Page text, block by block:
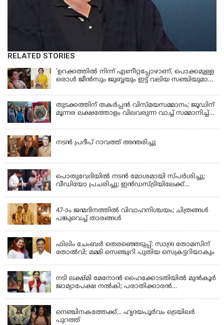
RELATED STORIES
'ഉറക്കത്തിൽ നിന്ന് എണീറ്റപ്പോഴാണ്, പൊക്കമുള്ള
ഒരാൾ ജീൻസും ജുബ്ബയും ഇട്ട് വലിയ സഞ്ചിയുമായി
മരിച്ചുപോയെന്ന് പറഞ്ഞു; ആത്മാക്കളെ കണ്ടിട്ടു
ഉണ്ടെന്ന് നടി ലെന
തുടക്കത്തിന് തകർപ്പൻ വിസ്മയസമ്മാനം; ജൂഡിന്
മൂന്നര ലക്ഷത്തോളം വിലവരുന്ന വാച്ച് സമ്മാനിച്ച്
നടൻ പ്രദീപ് റാവത്ത് അന്തരിച്ചു
പൊതുവേദിയില്‍ നടന്‍ മോശമായി സ്പര്‍ശിച്ചു;
വീഡിയോ പ്രചരിച്ചു; ഇന്‍ഡസ്ട്രിയിലേക്ക്
47-ാം ജന്മദിനത്തിൽ വിവാഹനിശ്ചയം; ചിത്രങ്ങള്‍
പങ്കുവെച്ച് താരങ്ങൾ
ഫിലിം ചേംബർ തെരഞ്ഞെടുപ്പ്: സാന്ദ്ര തോമസിന്
തോൽവി; മമ്മി സെഞ്ച്വറി പുതിയ സെക്രട്ടറിയാകും
നടി ലക്ഷ്മി മേനോൻ ഹൈക്കോടതിയിൽ മുൻ‌കൂർ
ജാമ്യാപേക്ഷ നൽകി; പരാതിക്കാരൻ
നെഞ്ചിനകത്തേക്ക്... ഹൃദയപൂര്‍വം ട്രെയിലര്‍
പുറത്ത്